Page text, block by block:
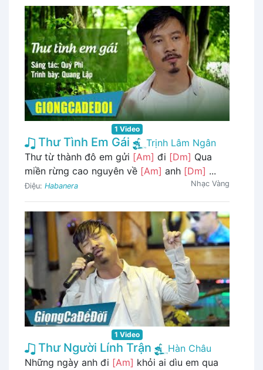
1 Video
Thư Tình Em Gái
Trịnh Lâm Ngân
Thư từ thành đô em gửi [Am] đi [Dm] Qua
miền rừng cao nguyên về [Am] anh [Dm] ...
Điệu: Habanera Nhạc Vàng
1 Video
Thư Người Lính Trận
Hàn Châu
Những ngày anh đi [Am] khỏi ai dìu em qua